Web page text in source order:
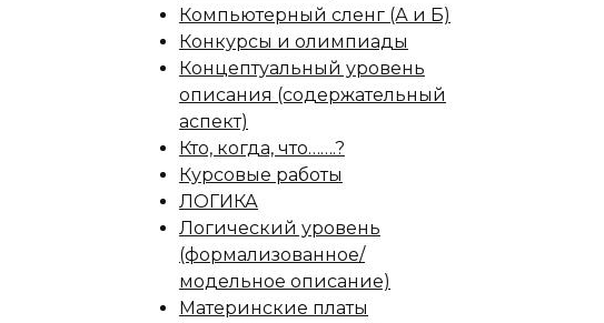
Компьютерный сленг (А и Б)
Конкурсы и олимпиады
Концептуальный уровень
описания (содержательный
аспект)
Кто, когда, что…….?
Курсовые работы
ЛОГИКА
Логический уровень
(формализованное/
модельное описание)
Материнские платы